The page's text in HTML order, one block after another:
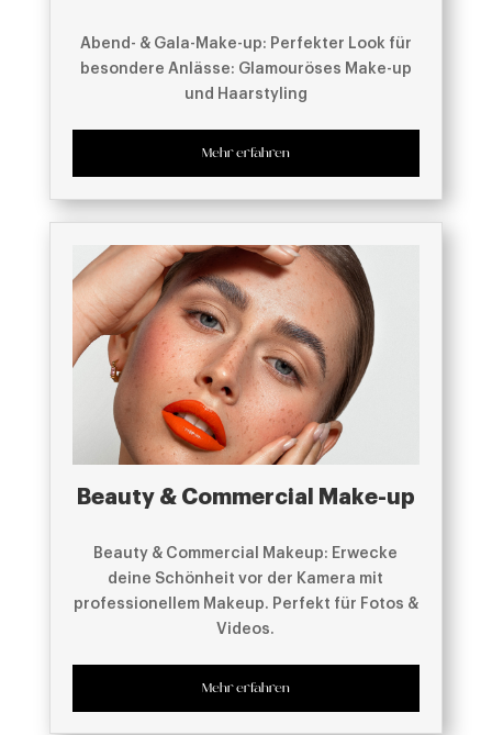
Abend- & Gala-Make-up: Perfekter Look für
besondere Anlässe: Glamouröses Make-up
und Haarstyling
Mehr erfahren
Beauty & Commercial Make-up
Beauty & Commercial Makeup: Erwecke
deine Schönheit vor der Kamera mit
professionellem Makeup. Perfekt für Fotos &
Videos.
Mehr erfahren